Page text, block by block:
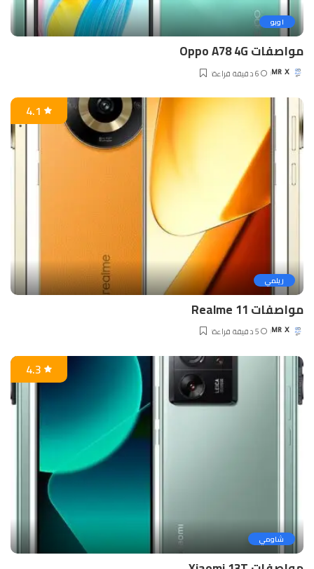
اوبو
مواصفات Oppo A78 4G
Posted
MR X 6 دقيقة قراءة
ريلمي
4.1
مواصفات Realme 11
Posted
MR X 5 دقيقة قراءة
شاومي
4.3